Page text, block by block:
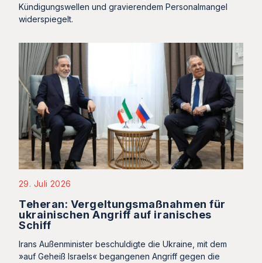
Kündigungswellen und gravierendem Personalmangel
widerspiegelt.
29. Juli 2026
Teheran: Vergeltungsmaßnahmen für
ukrainischen Angriff auf iranisches
Schiff
Irans Außenminister beschuldigte die Ukraine, mit dem
»auf Geheiß Israels« begangenen Angriff gegen die